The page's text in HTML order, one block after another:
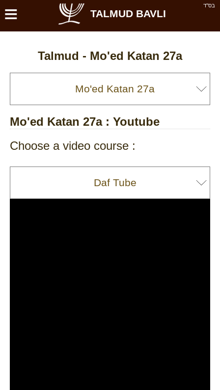
בס''ד ≡ TALMUD BAVLI
Talmud - Mo'ed Katan 27a
Mo'ed Katan 27a: Youtube
Choose a video course :